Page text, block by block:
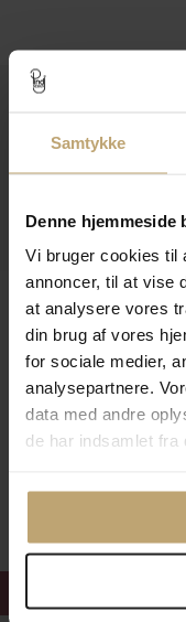
Samtykke
Denne hjemmeside
Vi bruger cookies til
annoncer, til at vise
at analysere vores
din brug af vores
for sociale medier,
analysepartnere.
data med andre
de har indsamlet fra
Åbningstider I
Praktiske Sider
Sikker Og Tryg